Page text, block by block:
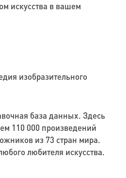
искусства в вашем
изобразительного
база данных. Здесь
110 000 произведений
из 73 стран мира.
любителя искусства.